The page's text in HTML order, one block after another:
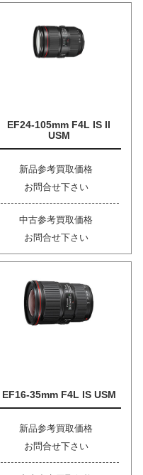
EF24-105mm F4L IS II
USM
新品参考買取価格
お問合せ下さい
中古参考買取価格
お問合せ下さい
EF16-35mm F4L IS USM
新品参考買取価格
お問合せ下さい